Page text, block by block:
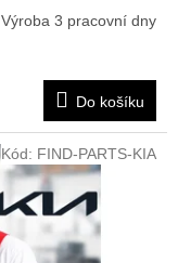
Výroba 3 pracovní dny
Do košíku
Kód: FIND-PARTS-KIA